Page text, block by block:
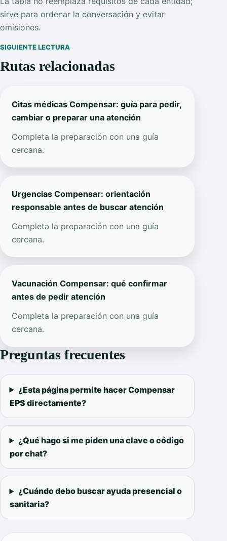
sirve para ordenar la conversación y evitar
omisiones.
SIGUIENTE LECTURA
Rutas relacionadas
Citas médicas Compensar: guía para pedir,
cambiar o preparar una atención
Completa la preparación con una guía
cercana.
Urgencias Compensar: orientación
responsable antes de buscar atención
Completa la preparación con una guía
cercana.
Vacunación Compensar: qué confirmar
antes de pedir atención
Completa la preparación con una guía
cercana.
Preguntas frecuentes
¿Esta página permite hacer Compensar
EPS directamente?
¿Qué hago si me piden una clave o código
por chat?
¿Cuándo debo buscar ayuda presencial o
sanitaria?